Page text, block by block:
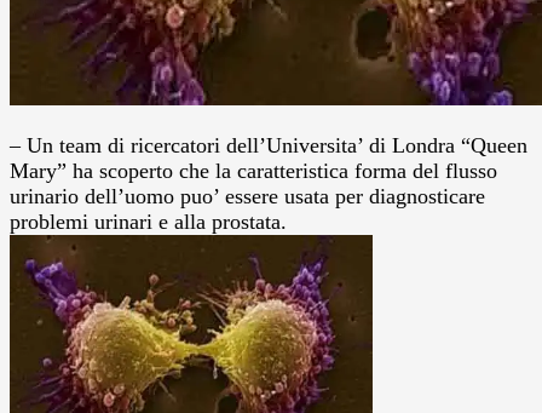
– Un team di ricercatori dell’Universita’ di Londra “Queen
Mary” ha scoperto che la caratteristica forma del flusso
urinario dell’uomo puo’ essere usata per diagnosticare
problemi urinari e alla prostata.